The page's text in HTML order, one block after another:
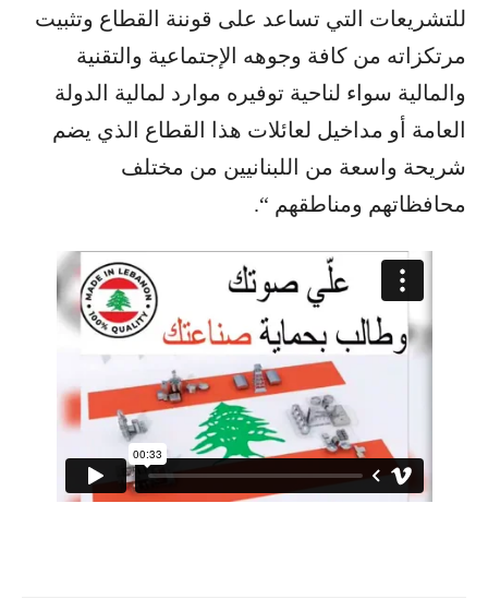
للتشريعات التي تساعد على قوننة القطاع وتثبيت
مرتكزاته من كافة وجوهه الإجتماعية والتقنية
والمالية سواء لناحية توفيره موارد لمالية الدولة
العامة أو مداخيل لعائلات هذا القطاع الذي يضم
شريحة واسعة من اللبنانيين من مختلف
محافظاتهم ومناطقهم “.